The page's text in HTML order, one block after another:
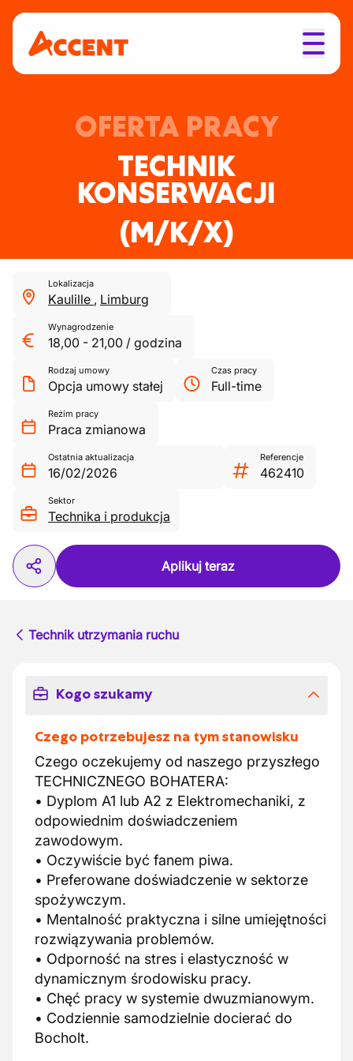
OFERTA PRACY
TECHNIK
KONSERWACJI
(M/K/X)
Lokalizacja
Kaulille , Limburg
Wynagrodzenie
18,00 - 21,00 / godzina
Rodzaj umowy
Opcja umowy stałej
Czas pracy
Full-time
Reżim pracy
Praca zmianowa
Ostatnia aktualizacja
16/02/2026
Referencje
462410
Sektor
Technika i produkcja
Aplikuj teraz
Technik utrzymania ruchu
Kogo szukamy
Czego potrzebujesz na tym stanowisku
Czego oczekujemy od naszego przyszłego
TECHNICZNEGO BOHATERA:
• Dyplom A1 lub A2 z Elektromechaniki, z
odpowiednim doświadczeniem
zawodowym.
• Oczywiście być fanem piwa.
• Preferowane doświadczenie w sektorze
spożywczym.
• Mentalność praktyczna i silne umiejętności
rozwiązywania problemów.
• Odporność na stres i elastyczność w
dynamicznym środowisku pracy.
• Chęć pracy w systemie dwuzmianowym.
• Codziennie samodzielnie docierać do
Bocholt.